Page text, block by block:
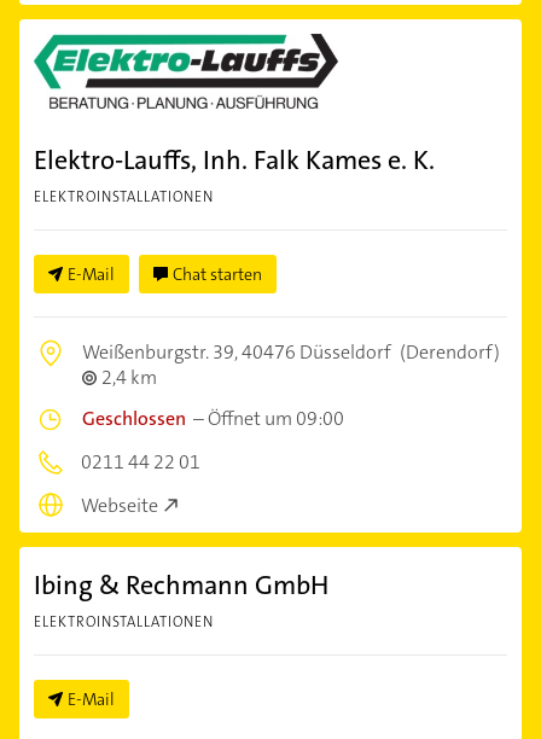
Elektro-Lauffs, Inh. Falk Kames e. K.
ELEKTROINSTALLATIONEN
E-Mail Chat starten
Weißenburgstr. 39,40476 Düsseldorf (Derendorf)
2,4 km
Geschlossen –Öffnet um 09:00
0211 44 22 01
Webseite
Ibing & Rechmann GmbH
ELEKTROINSTALLATIONEN
E-Mail